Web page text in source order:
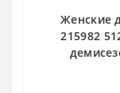
Женские
215982